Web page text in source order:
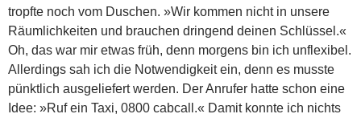
tropfte noch vom Duschen. »Wir kommen nicht in unsere
Räumlichkeiten und brauchen dringend deinen Schlüssel.«
Oh, das war mir etwas früh, denn morgens bin ich unflexibel.
Allerdings sah ich die Notwendigkeit ein, denn es musste
pünktlich ausgeliefert werden. Der Anrufer hatte schon eine
Idee: »Ruf ein Taxi, 0800 cabcall.« Damit konnte ich nichts